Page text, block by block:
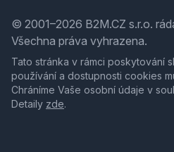
© 2001–2026 B2M.CZ s.r.o.
Všechna práva vyhrazena.
Tato stránka v rámci poskytování
používání a dostupnosti cookies
Chráníme Vaše osobní údaje v
Detaily zde.